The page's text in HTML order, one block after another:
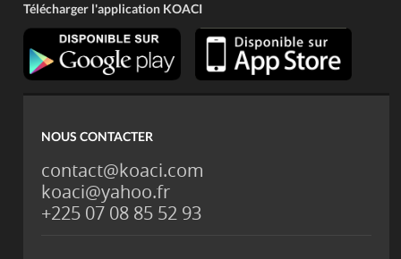
Télécharger l'application KOACI
NOUS CONTACTER
contact@koaci.com
koaci@yahoo.fr
+225 07 08 85 52 93